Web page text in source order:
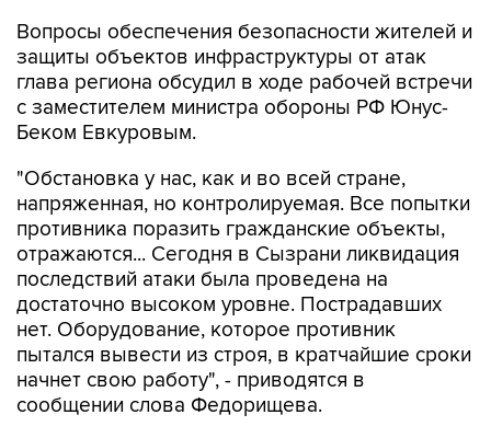
Вопросы обеспечения безопасности жителей и
защиты объектов инфраструктуры от атак
глава региона обсудил в ходе рабочей встречи
с заместителем министра обороны РФ Юнус-
Беком Евкуровым.
"Обстановка у нас, как и во всей стране,
напряженная, но контролируемая. Все попытки
противника поразить гражданские объекты,
отражаются... Сегодня в Сызрани ликвидация
последствий атаки была проведена на
достаточно высоком уровне. Пострадавших
нет. Оборудование, которое противник
пытался вывести из строя, в кратчайшие сроки
начнет свою работу", - приводятся в
сообщении слова Федорищева.